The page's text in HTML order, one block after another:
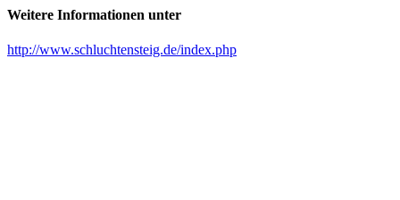
Weitere Informationen unter
http://www.schluchtensteig.de/index.php